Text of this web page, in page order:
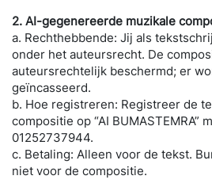
2. AI-gegenereerde muzikale
a. Rechthebbende: Jij als
onder het auteursrecht. De
auteursrechtelijk beschermd; er
geïncasseerd.
b. Hoe registreren: Registreer de
compositie op “AI BUMASTEMRA”
01252737944.
c. Betaling: Alleen voor de tekst.
niet voor de compositie.